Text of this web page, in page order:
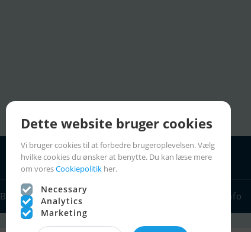
Bådforhandlere Sejlerlinks Sejlerinfo
Dette website bruger cookies
Vi bruger cookies til at forbedre brugeroplevelsen. Vælg
hvilke cookies du ønsker at benytte. Du kan læse mere
om voresCookiepolitik her.
Necessary
Analytics
Marketing